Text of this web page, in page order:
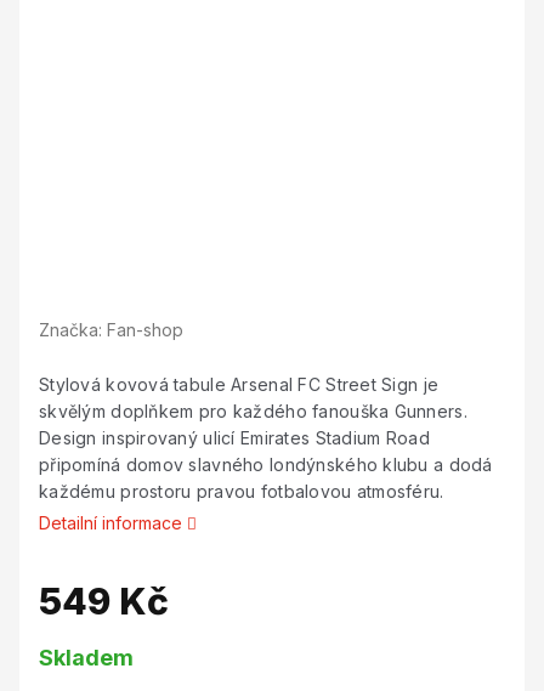
Značka: Fan-shop
Stylová kovová tabule Arsenal FC Street Sign je
skvělým doplňkem pro každého fanouška Gunners.
Design inspirovaný ulicí Emirates Stadium Road
připomíná domov slavného londýnského klubu a dodá
každému prostoru pravou fotbalovou atmosféru.
Detailní informace
549 Kč
cena:
Skladem